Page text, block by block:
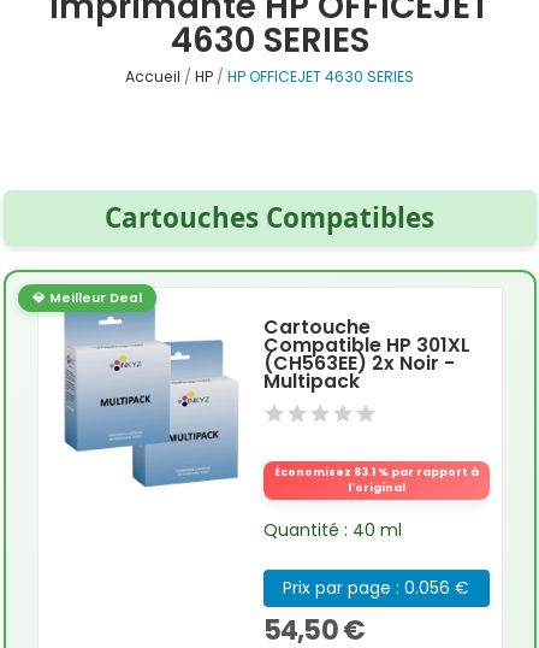
4630 SERIES
Accueil HP HP OFFICEJET 4630 SERIES
Cartouches Compatibles
💎 Meilleur Deal
Cartouche
Compatible HP 301XL
(CH563EE) 2x Noir -
Multipack
Économisez 83.1 % par rapport à
l'original
Quantité : 40 ml
Prix par page : 0.056 €
54,50 €